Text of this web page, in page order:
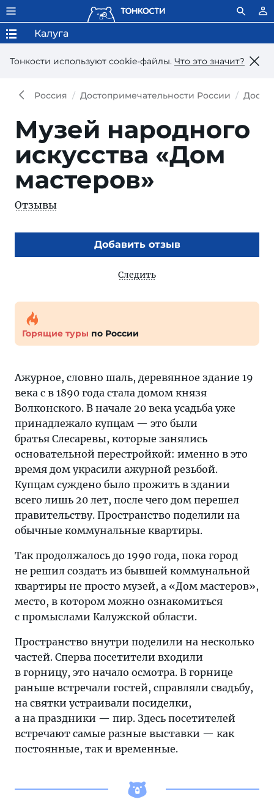
Тонкости используют сookie-файлы. Что это значит?
Калуга
Россия Достопримечательности России
Музей народного
искусства «Дом
мастеров»
Отзывы
Добавить отзыв
Следить
Горящие туры по России
Ажурное, словно шаль, деревянное здание 19
века с в 1890 года стала домом князя
Волконского. В начале 20 века усадьба уже
принадлежало купцам — это были
братья Слесаревы, которые занялись
основательной перестройкой: именно в это
время дом украсили ажурной резьбой.
Купцам суждено было прожить в здании
всего лишь 20 лет, после чего дом перешел
правительству. Пространство поделили на
обычные коммунальные квартиры.
Так продолжалось до 1990 года, пока город
не решил создать из бывшей коммунальной
квартиры не просто музей, а «Дом мастеров»,
место, в котором можно ознакомиться
с промыслами Калужской области.
Пространство внутри поделили на несколько
частей. Сперва посетители входили
в горницу, это начало осмотра. В горнице
раньше встречали гостей, справляли свадьбу,
на святки устраивали посиделки,
а на праздники — пир. Здесь посетителей
встречают самые разные выставки — как
постоянные, так и временные.